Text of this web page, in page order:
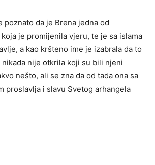
poznato da je Brena jedna od
je promijenila vjeru, te je sa islama
a kao kršteno ime je izabrala da to
nikada nije otkrila koji su bili njeni
nešto, ali se zna da od tada ona sa
proslavlja i slavu Svetog arhangela